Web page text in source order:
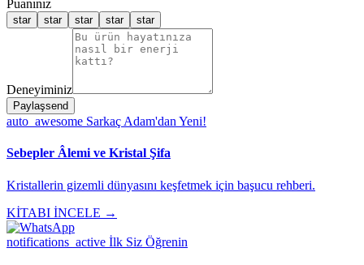
Puanınız
star star star star star
Deneyiminiz
Paylaşsend
auto_awesome Sarkaç Adam'dan Yeni!
Sebepler Âlemi ve Kristal Şifa
Kristallerin gizemli dünyasını keşfetmek için başucu rehberi.
KİTABI İNCELE →
notifications_active İlk Siz Öğrenin